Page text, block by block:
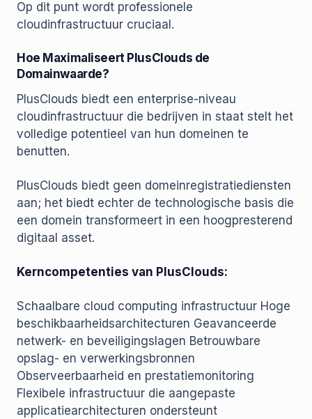
Op dit punt wordt professionele
cloudinfrastructuur cruciaal.
Hoe Maximaliseert PlusClouds de
Domainwaarde?
PlusClouds biedt een enterprise-niveau
cloudinfrastructuur die bedrijven in staat stelt het
volledige potentieel van hun domeinen te
benutten.
PlusClouds biedt geen domeinregistratiediensten
aan; het biedt echter de technologische basis die
een domein transformeert in een hoogpresterend
digitaal asset.
Kerncompetenties van PlusClouds:
Schaalbare cloud computing infrastructuur Hoge
beschikbaarheidsarchitecturen Geavanceerde
netwerk- en beveiligingslagen Betrouwbare
opslag- en verwerkingsbronnen
Observeerbaarheid en prestatiemonitoring
Flexibele infrastructuur die aangepaste
applicatiearchitecturen ondersteunt